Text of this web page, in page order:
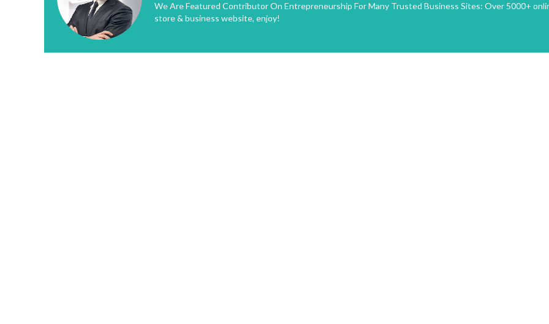
We Are Featured Contributor On Entrepreneurship For Many Trusted Business Sites: Over 5000+
store & business website, enjoy!